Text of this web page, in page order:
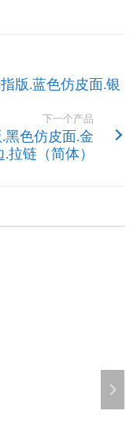
版.蓝色仿皮面.银
下一个产品
黑色仿皮面.金
.拉链（简体）